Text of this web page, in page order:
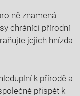
ně znamená
chránící přírodní
jejich hnízda
k přírodě a
přispět k